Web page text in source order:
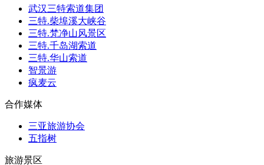
武汉三特索道集团
三特.柴埠溪大峡谷
三特.梵净山风景区
三特.千岛湖索道
三特.华山索道
智景游
疯麦云
合作媒体
三亚旅游协会
五指树
旅游景区